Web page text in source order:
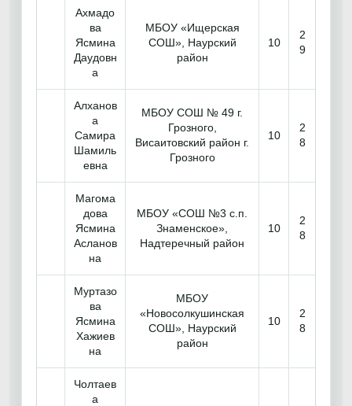
Ахмадо
ва
Ясмина
Даудовн
а
МБОУ «Ищерская
СОШ», Наурский
район
10
2
9
Алханов
а
Самира
Шамиль
евна
МБОУ СОШ № 49 г.
Грозного,
Висаитовский район г.
Грозного
10
2
8
Магома
дова
Ясмина
Асланов
на
МБОУ «СОШ №3 с.п.
Знаменское»,
Надтеречный район
10
2
8
Муртазо
ва
Ясмина
Хажиев
на
МБОУ
«Новосолкушинская
СОШ», Наурский
район
10
2
8
Чолтаев
а